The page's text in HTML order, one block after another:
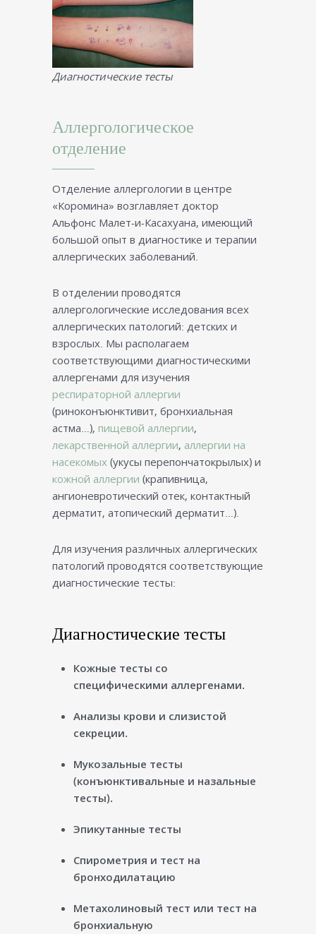
Диагностические тесты
Аллергологическое
отделение
Отделение аллергологии в центре
«Коромина» возглавляет доктор
Альфонс Малет-и-Касахуана, имеющий
большой опыт в диагностике и терапии
аллергических заболеваний.
В отделении проводятся
аллергологические исследования всех
аллергических патологий: детских и
взрослых. Мы располагаем
соответствующими диагностическими
аллергенами для изучения
респираторной аллергии
(риноконъюнктивит, бронхиальная
астма…), пищевой аллергии,
лекарственной аллергии, аллергии на
насекомых (укусы перепончатокрылых) и
кожной аллергии (крапивница,
ангионевротический отек, контактный
дерматит, атопический дерматит…).
Для изучения различных аллергических
патологий проводятся соответствующие
диагностические тесты:
Диагностические тесты
Кожные тесты со
специфическими аллергенами.
Анализы крови и слизистой
секреции.
Мукозальные тесты
(конъюнктивальные и назальные
тесты).
Эпикутанные тесты
Спирометрия и тест на
бронходилатацию
Метахолиновый тест или тест на
бронхиальную